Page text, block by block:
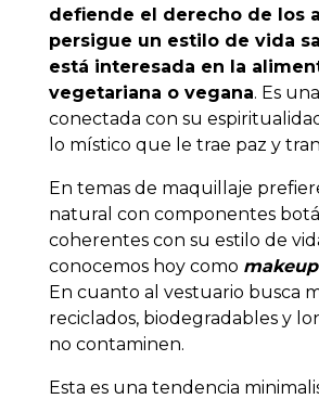
defiende el derecho de los
persigue un estilo de vida
está interesada en la
vegetariana o vegana. Es
conectada con su
lo místico que le trae paz y
En temas de maquillaje
natural con componentes
coherentes con su estilo de
conocemos hoy como
En cuanto al vestuario busca
reciclados, biodegradables y
no contaminen.
Esta es una tendencia